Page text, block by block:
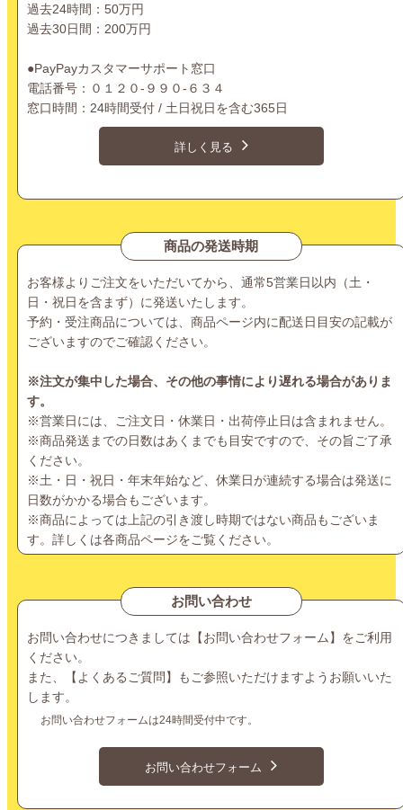
過去24時間：50万円
過去30日間：200万円
●PayPayカスタマーサポート窓口
電話番号：０１２０-９９０-６３４
窓口時間：24時間受付 / 土日祝日を含む365日
詳しく見る
商品の発送時期
お客様よりご注文をいただいてから、通常5営業日以内（土・
日・祝日を含まず）に発送いたします。
予約・受注商品については、商品ページ内に配送日目安の記載が
ございますのでご確認ください。
※注文が集中した場合、その他の事情により遅れる場合がありま
す。
※営業日には、ご注文日・休業日・出荷停止日は含まれません。
※商品発送までの日数はあくまでも目安ですので、その旨ご了承
ください。
※土・日・祝日・年末年始など、休業日が連続する場合は発送に
日数がかかる場合もございます。
※商品によっては上記の引き渡し時期ではない商品もございま
す。詳しくは各商品ページをご覧ください。
お問い合わせ
お問い合わせにつきましては【お問い合わせフォーム 】をご利用
ください。
また、【 よくあるご質問】もご参照いただけますようお願いいた
します。
お問い合わせフォームは24時間受付中です。
お問い合わせフォーム